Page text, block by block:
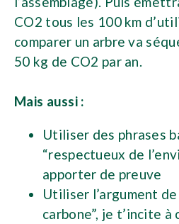
CO2 tous les 100 km
comparer un arbre va
50 kg de CO2 par an.
Mais aussi :
Utiliser des phrases
“respectueux de
apporter de preuve
Utiliser l’argument
carbone”, je t’incite